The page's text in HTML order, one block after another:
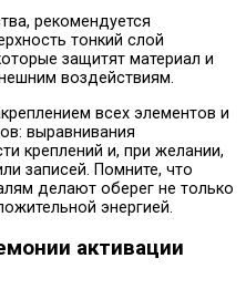
рекомендуется
тонкий слой
защитят материал и
воздействиям.
всех элементов и
выравнивания
креплений и, при желании,
записей. Помните, что
делают оберег не только
энергией.
активации